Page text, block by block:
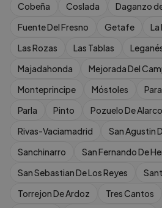
Cobeña
Coslada Daganzo
Fuente Del Fresno
Getafe La
Las Rozas
Las Tablas
Majadahonda
Mejorada Del
Monteprincipe
Móstoles
Parla
Pinto
Pozuelo De
Rivas-Vaciamadrid
San Agustin
Sanchinarro
San Fernando De
San Sebastian De Los Reyes
Torrejon De Ardoz
Tres Cantos